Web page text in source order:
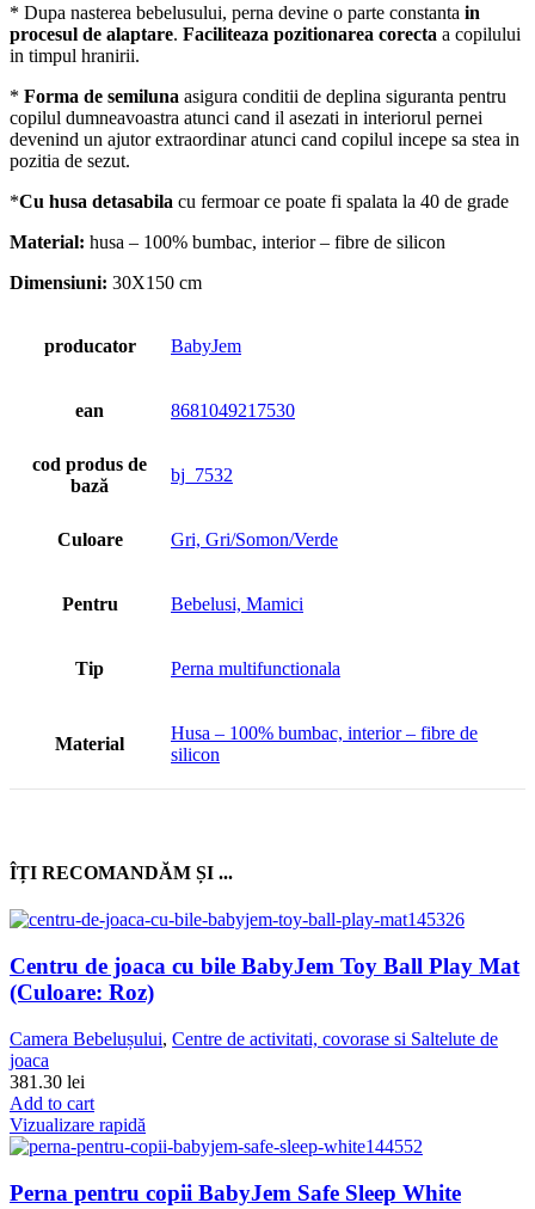
* Dupa nasterea bebelusului, perna devine o parte constanta in
procesul de alaptare. Faciliteaza pozitionarea corecta a copilului
in timpul hranirii.
* Forma de semiluna asigura conditii de deplina siguranta pentru
copilul dumneavoastra atunci cand il asezati in interiorul pernei
devenind un ajutor extraordinar atunci cand copilul incepe sa stea in
pozitia de sezut.
*Cu husa detasabila cu fermoar ce poate fi spalata la 40 de grade
Material: husa – 100% bumbac, interior – fibre de silicon
Dimensiuni: 30X150 cm
producator BabyJem
ean 8681049217530
cod produs de
bază
bj_7532
Culoare Gri, Gri/Somon/Verde
Pentru Bebelusi, Mamici
Tip Perna multifunctionala
Material
Husa – 100% bumbac, interior – fibre de
silicon
ÎȚI RECOMANDĂM ȘI ...
Centru de joaca cu bile BabyJem Toy Ball Play Mat
(Culoare: Roz)
Camera Bebelușului, Centre de activitati, covorase si Saltelute de
joaca
381.30 lei
Add to cart
Vizualizare rapidă
Perna pentru copii BabyJem Safe Sleep White